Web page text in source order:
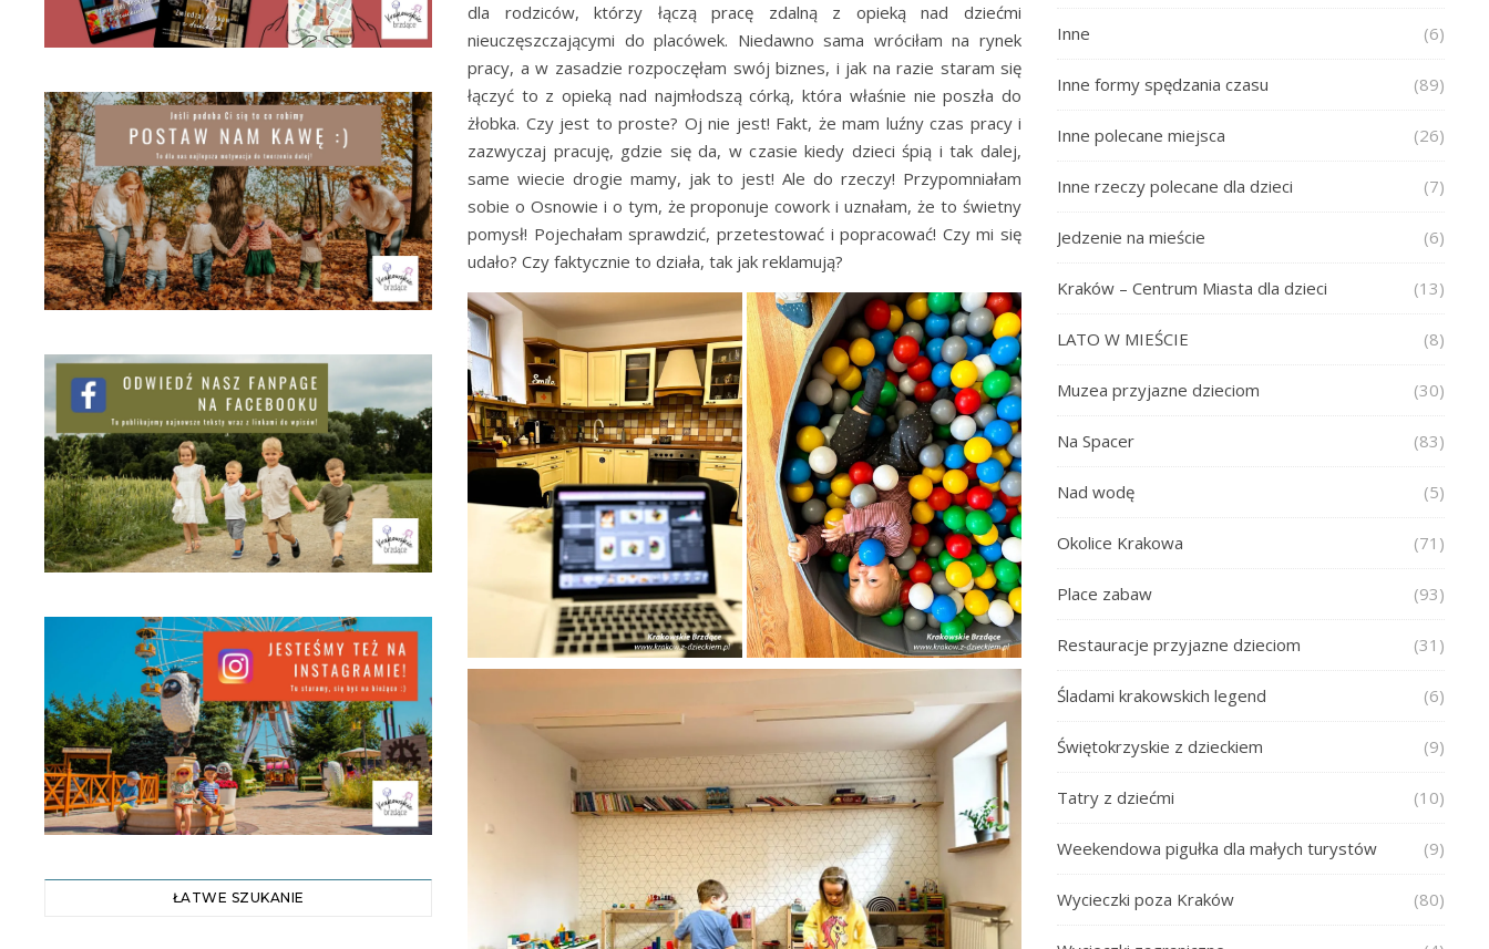
ŁATWE SZUKANIE
dla rodziców, którzy łączą pracę zdalną z opieką nad dziećmi
nieuczęszczającymi do placówek. Niedawno sama wróciłam na rynek
pracy, a w zasadzie rozpoczęłam swój biznes, i jak na razie staram się
łączyć to z opieką nad najmłodszą córką, która właśnie nie poszła do
żłobka. Czy jest to proste? Oj nie jest! Fakt, że mam luźny czas pracy i
zazwyczaj pracuję, gdzie się da, w czasie kiedy dzieci śpią i tak dalej,
same wiecie drogie mamy, jak to jest! Ale do rzeczy! Przypomniałam
sobie o Osnowie i o tym, że proponuje cowork i uznałam, że to świetny
pomysł! Pojechałam sprawdzić, przetestować i popracować! Czy mi się
udało? Czy faktycznie to działa, tak jak reklamują?
Inne (6)
Inne formy spędzania czasu (89)
Inne polecane miejsca (26)
Inne rzeczy polecane dla dzieci (7)
Jedzenie na mieście (6)
Kraków – Centrum Miasta dla dzieci (13)
LATO W MIEŚCIE (8)
Muzea przyjazne dzieciom (30)
Na Spacer (83)
Nad wodę (5)
Okolice Krakowa (71)
Place zabaw (93)
Restauracje przyjazne dzieciom (31)
Śladami krakowskich legend (6)
Świętokrzyskie z dzieckiem (9)
Tatry z dziećmi (10)
Weekendowa pigułka dla małych turystów (9)
Wycieczki poza Kraków (80)